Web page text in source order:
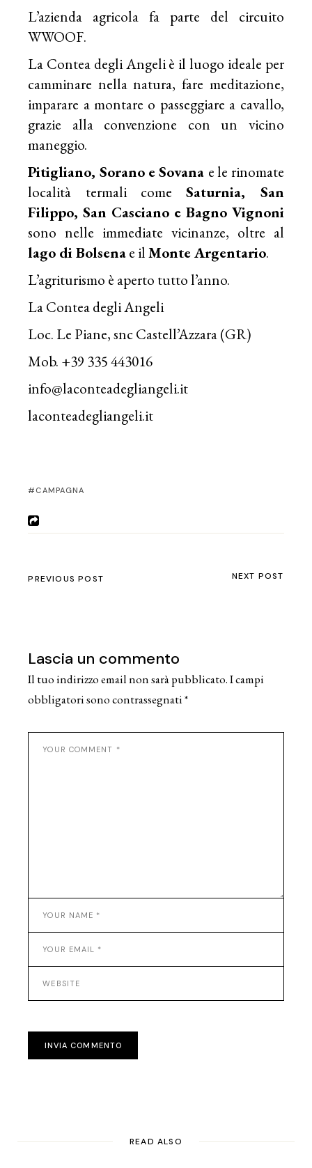
L’azienda agricola fa parte del circuito
WWOOF.
La Contea degli Angeli è il luogo ideale per
camminare nella natura, fare meditazione,
imparare a montare o passeggiare a cavallo,
grazie alla convenzione con un vicino
maneggio.
Pitigliano, Sorano e Sovana e le rinomate
località termali comeSaturnia, San
Filippo, San Casciano e Bagno Vignoni
sono nelle immediate vicinanze, oltre al
lago di Bolsenae ilMonte Argentario.
L’agriturismo è aperto tutto l’anno.
La Contea degli Angeli
Loc. Le Piane, snc Castell’Azzara (GR)
Mob. +39 335 443016
info@laconteadegliangeli.it
laconteadegliangeli.it
CAMPAGNA
PREVIOUS POST NEXT POST
Lascia un commento
Il tuo indirizzo email non sarà pubblicato.I campi
obbligatori sono contrassegnati*
INVIA COMMENTO
READ ALSO